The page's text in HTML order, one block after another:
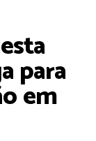
para
em